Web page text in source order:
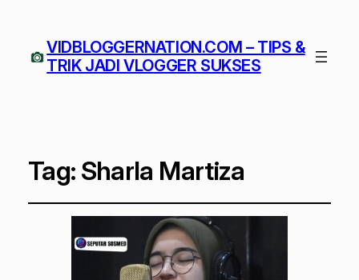
VIDBLOGGERNATION.COM – TIPS &
TRIK JADI VLOGGER SUKSES
Tag: Sharla Martiza